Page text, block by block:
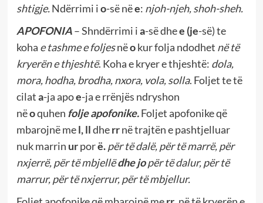
shtigje.Ndërrimi io-së nëe: njoh-njeh, shoh-sheh.
APOFONIA– Shndërrimi ia-së dhee (je-së) te
koha e tashme e foljesnëokur folja ndodhet në të
kryerën e thjeshtë. Koha e kryer e thjeshtë: dola,
mora, hodha, brodha, nxora, vola, solla. Foljet te të
cilata-ja apoe-ja e rrënjës ndryshon
nëoquhen folje apofonike. Foljet apofonike që
mbarojnë mel, lldherrnë trajtën e pashtjelluar
nuk marrin urporë.për të dalë, për të marrë, për
nxjerrë, për të mbjellë dhe jopër të dalur, për të
marrur, për të nxjerrur, për të mbjellur.